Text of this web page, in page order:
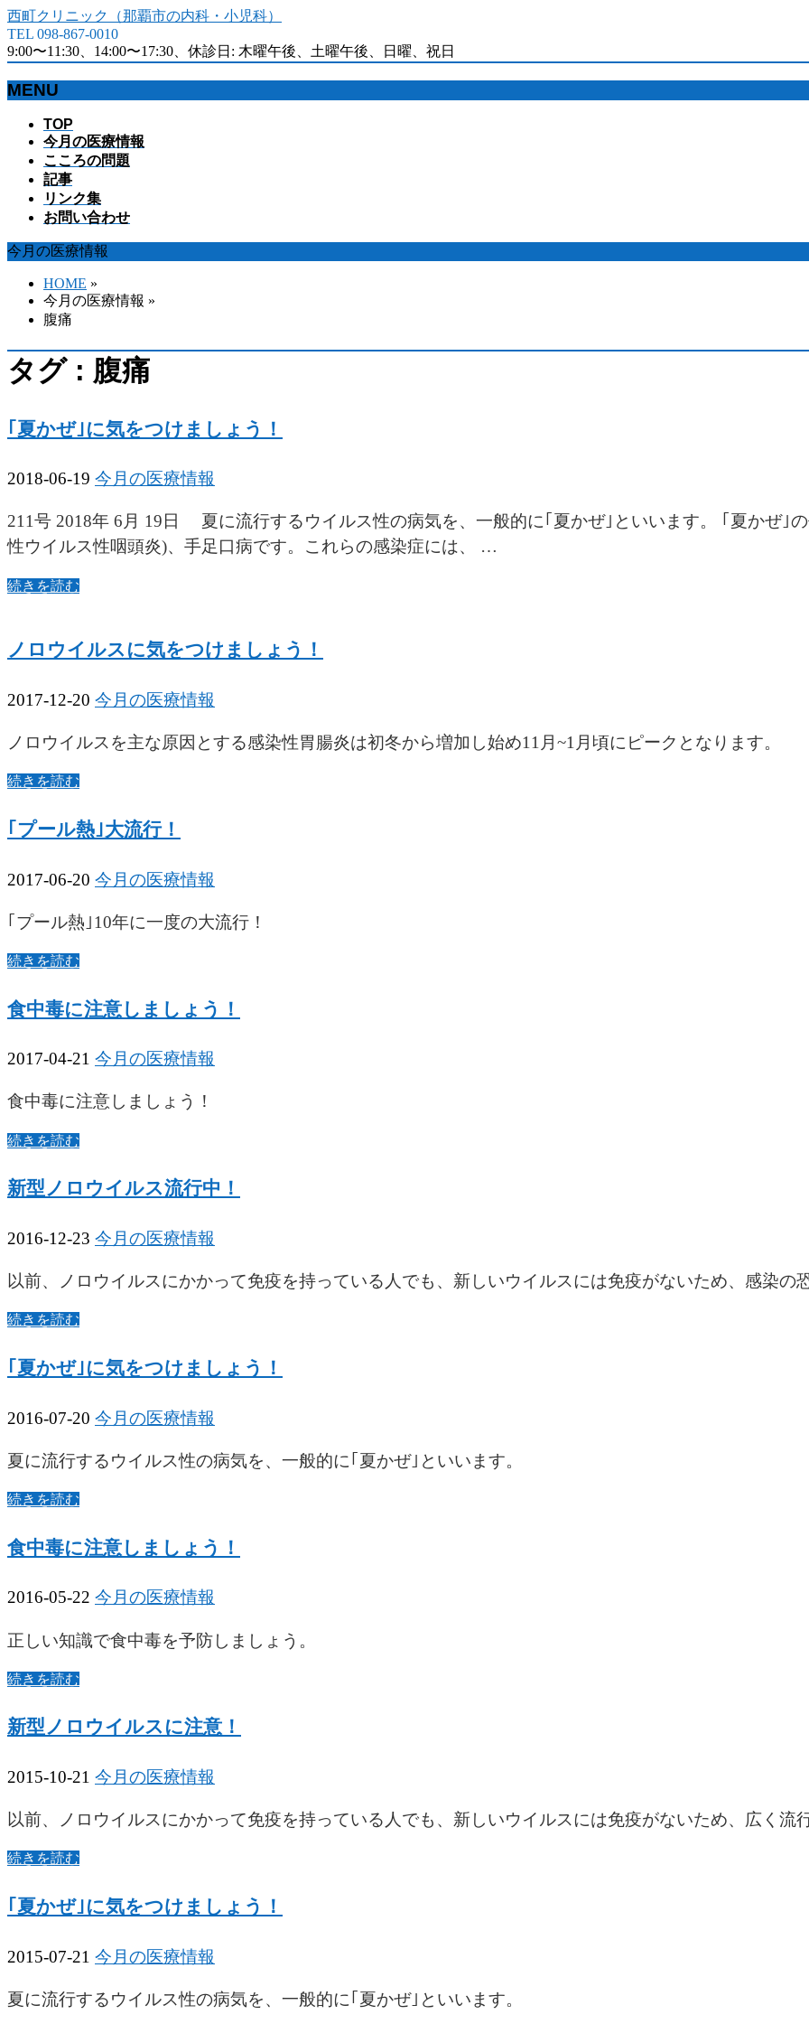
西町クリニック（那覇市の内科・小児科）
TEL 098-867-0010
9:00〜11:30、14:00〜17:30、休診日: 木曜午後、土曜午後、日曜、祝日
MENU
ば
す
TOP
今月の医療情報
こころの問題
記事
リンク集
お問い合わせ
今月の医療情報
HOME »
今月の医療情報 »
腹痛
タグ : 腹痛
｢夏かぜ｣に気をつけましょう！
2018-06-19 今月の医療情報
211号 2018年 6月 19日 夏に流行するウイルス性の病気を、一般的に｢夏かぜ｣といいます。 ｢夏かぜ｣
性ウイルス性咽頭炎)、手足口病です。これらの感染症には、 …
続きを読む
ノロウイルスに気をつけましょう！
2017-12-20 今月の医療情報
ノロウイルスを主な原因とする感染性胃腸炎は初冬から増加し始め11月~1月頃にピークとなります。
続きを読む
｢プール熱｣大流行！
2017-06-20 今月の医療情報
｢プール熱｣10年に一度の大流行！
続きを読む
食中毒に注意しましょう！
2017-04-21 今月の医療情報
食中毒に注意しましょう！
続きを読む
新型ノロウイルス流行中！
2016-12-23 今月の医療情報
以前、ノロウイルスにかかって免疫を持っている人でも、新しいウイルスには免疫がないため、感染の
続きを読む
｢夏かぜ｣に気をつけましょう！
2016-07-20 今月の医療情報
夏に流行するウイルス性の病気を、一般的に｢夏かぜ｣といいます。
続きを読む
食中毒に注意しましょう！
2016-05-22 今月の医療情報
正しい知識で食中毒を予防しましょう。
続きを読む
新型ノロウイルスに注意！
2015-10-21 今月の医療情報
以前、ノロウイルスにかかって免疫を持っている人でも、新しいウイルスには免疫がないため、広く流
続きを読む
｢夏かぜ｣に気をつけましょう！
2015-07-21 今月の医療情報
夏に流行するウイルス性の病気を、一般的に｢夏かぜ｣といいます。